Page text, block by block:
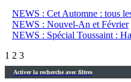
NEWS : Cet Automne : tous
NEWS : Nouvel-An et Février
NEWS : Spécial Toussaint :
1 2 3
Activer la recherche avec filtres